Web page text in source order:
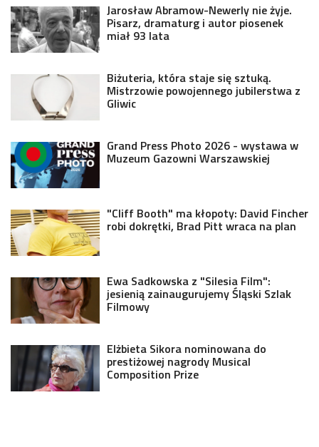
Jarosław Abramow-Newerly nie żyje.
Pisarz, dramaturg i autor piosenek
miał 93 lata
Biżuteria, która staje się sztuką.
Mistrzowie powojennego jubilerstwa z
Gliwic
Grand Press Photo 2026 - wystawa w
Muzeum Gazowni Warszawskiej
"Cliff Booth" ma kłopoty: David Fincher
robi dokrętki, Brad Pitt wraca na plan
Ewa Sadkowska z "Silesia Film":
jesienią zainaugurujemy Śląski Szlak
Filmowy
Elżbieta Sikora nominowana do
prestiżowej nagrody Musical
Composition Prize